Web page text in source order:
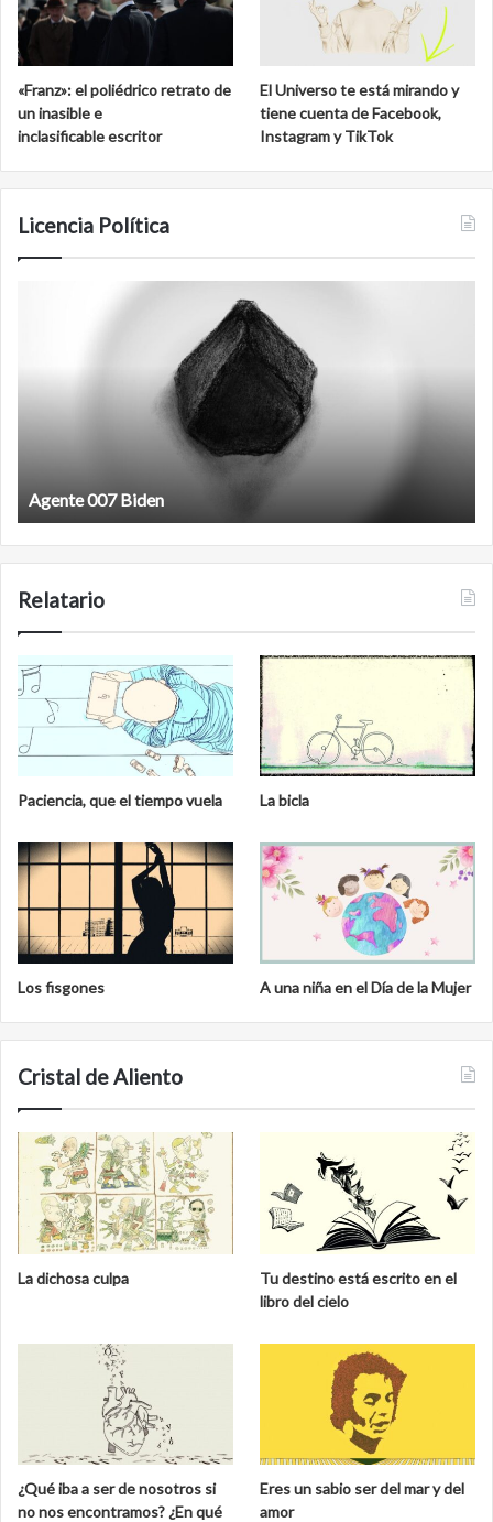
«Franz»: el poliédrico retrato de
un inasible e
inclasificable escritor
El Universo te está mirando y
tiene cuenta de Facebook,
Instagram y TikTok
Licencia Política
Agente 007 Biden
Relatario
Paciencia, que el tiempo vuela La bicla
Los fisgones A una niña en el Día de la Mujer
Cristal de Aliento
La dichosa culpa
Tu destino está escrito en el
libro del cielo
¿Qué iba a ser de nosotros si
no nos encontramos? ¿En qué
Eres un sabio ser del mar y del
amor